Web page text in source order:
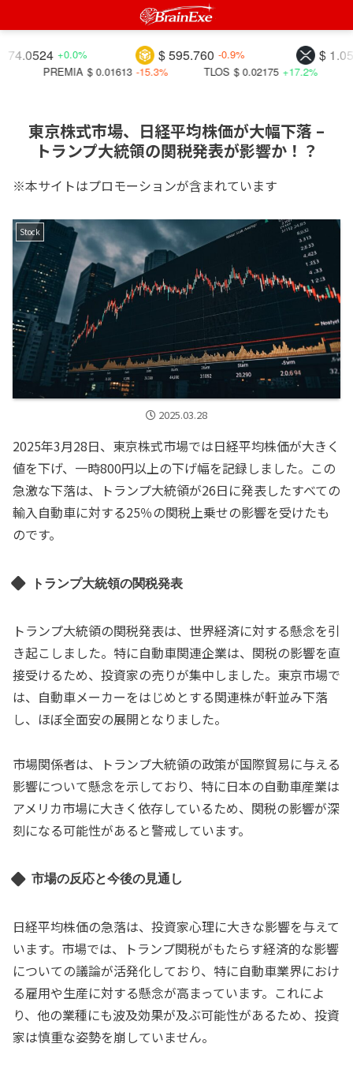
$ 1.05048 -
$ 595.760 -0.9%
+0.0%
TLOS $ 0.02175 +17.2%
PREMIA $ 0.01613 -15.3%
東京株式市場、日経平均株価が大幅下落 –
トランプ大統領の関税発表が影響か！？
※本サイトはプロモーションが含まれています
Stock
2025.03.28
2025年3月28日、東京株式市場では日経平均株価が大きく
値を下げ、一時800円以上の下げ幅を記録しました。この
急激な下落は、トランプ大統領が26日に発表したすべての
輸入自動車に対する25％の関税上乗せの影響を受けたも
のです。
トランプ大統領の関税発表
トランプ大統領の関税発表は、世界経済に対する懸念を引
き起こしました。特に自動車関連企業は、関税の影響を直
接受けるため、投資家の売りが集中しました。東京市場で
は、自動車メーカーをはじめとする関連株が軒並み下落
し、ほぼ全面安の展開となりました。
市場関係者は、トランプ大統領の政策が国際貿易に与える
影響について懸念を示しており、特に日本の自動車産業は
アメリカ市場に大きく依存しているため、関税の影響が深
刻になる可能性があると警戒しています。
市場の反応と今後の見通し
日経平均株価の急落は、投資家心理に大きな影響を与えて
います。市場では、トランプ関税がもたらす経済的な影響
についての議論が活発化しており、特に自動車業界におけ
る雇用や生産に対する懸念が高まっています。これによ
り、他の業種にも波及効果が及ぶ可能性があるため、投資
家は慎重な姿勢を崩していません。